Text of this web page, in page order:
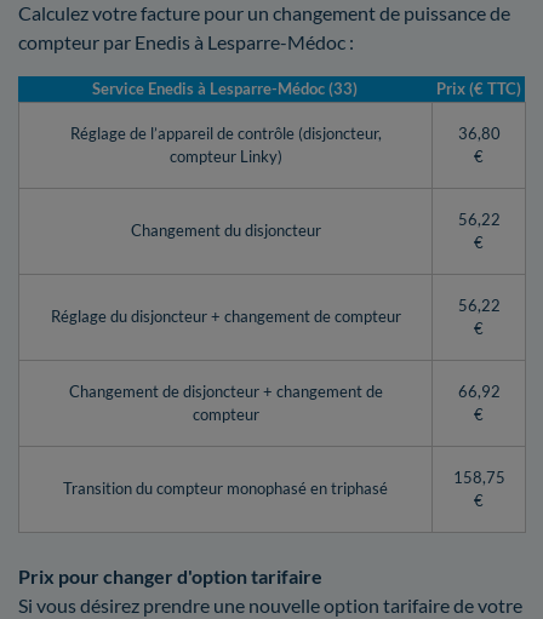
Calculez votre facture pour un changement de puissance de
compteur par Enedis à Lesparre-Médoc :
Service Enedis à Lesparre-Médoc (33) Prix (€ TTC)
Réglage de l’appareil de contrôle (disjoncteur,
compteur Linky)
36,80
€
Changement du disjoncteur
56,22
€
Réglage du disjoncteur + changement de compteur
56,22
€
Changement de disjoncteur + changement de
compteur
66,92
€
Transition du compteur monophasé en triphasé
158,75
€
Prix pour changer d'option tarifaire
Si vous désirez prendre une nouvelle option tarifaire de votre